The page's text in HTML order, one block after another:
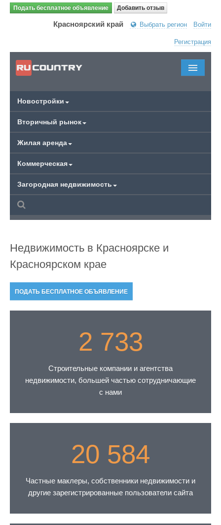
Подать бесплатное объявление Добавить отзыв
Красноярский край Выбрать регион Войти
Регистрация
Новостройки
Вторичный рынок
Жилая аренда
Коммерческая
Загородная недвижимость
Недвижимость в Красноярске и
Красноярском крае
ПОДАТЬ БЕСПЛАТНОЕ ОБЪЯВЛЕНИЕ
2 733
Строительные компании и агентства
недвижимости, большей частью сотрудничающие
с нами
20 584
Частные маклеры, собственники недвижимости и
другие зарегистрированные пользователи сайта